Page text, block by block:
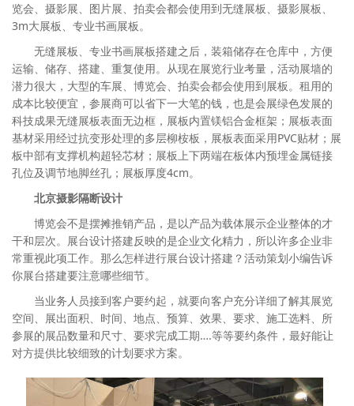
览会、摄影展、图片展、拍卖会都会使用到无缝展板、摄影展板、
3m大展板、专业书画展板。
无缝展板、专业书画展板搭建之后，装箱储存在仓库中，方便
运输、储存、搭建、重复使用。从现在展览行业考量，活动展墙的
潜力很大，大型的车展、博览会、拍卖会都会使用到展板。租用的
成本比较便宜，参展商可以省下一大笔的钱，也是会展绿色发展的
科技成果无缝展板表面无边框，展板内置镁铝合金框架；展板表面
基材采用经过抗变形处理的多层柳桉板，展板表面采用PVC贴材；展
板中部有支撑机构超轻芯材；展板上下两端在板体内预埋金属链接
孔位及调节地脚丝孔；展板厚度4cm。
北京摄影隔断设计
博览会不是摆摊推销产品，是以产品为载体展示企业整体的才
干和层次。展台设计搭建反映的是企业文化精力，所以许多企业非
常重视此项工作。那么怎样进行展台设计搭建？活动策划小编告诉
你展台搭建要注意哪些细节。
当业务人员接到客户要约起，就要向客户充分详细了解其展览
空间、展出面积、时间、地点、预算、效果、要求、施工选料、所
参展的展品数量和尺寸、要求完成工期….等等要约条件，最好能让
对方提供比较细致的计划要求方案。